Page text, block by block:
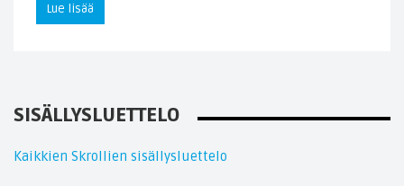
Lue lisää
SISÄLLYSLUETTELO
Kaikkien Skrollien sisällysluettelo